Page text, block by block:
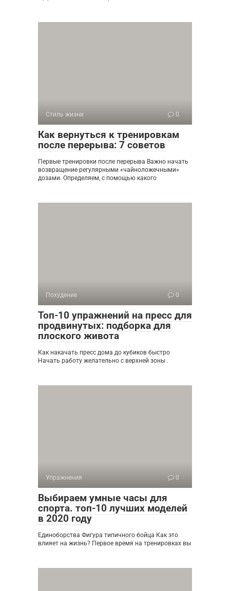
Стиль жизни 0
Как вернуться к тренировкам
после перерыва: 7 советов
Первые тренировки после перерыва Важно начать
возвращение регулярными «чайноложечными»
дозами. Определяем, с помощью какого
Похудение 0
Топ-10 упражнений на пресс для
продвинутых: подборка для
плоского живота
Как накачать пресс дома до кубиков быстро
Начать работу желательно с верхней зоны .
Упражнения 0
Выбираем умные часы для
спорта. топ-10 лучших моделей
в 2020 году
Единоборства Фигура типичного бойца Как это
влияет на жизнь? Первое время на тренировках вы